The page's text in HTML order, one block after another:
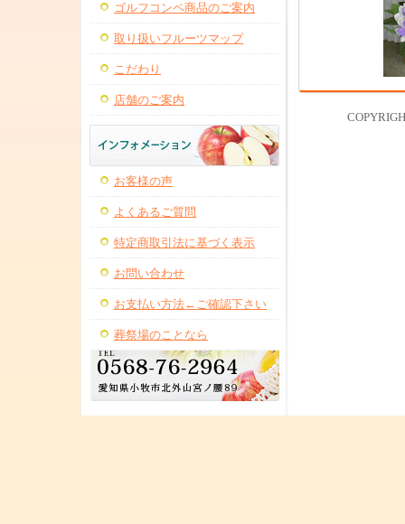
ゴルフコンペ商品のご案内
取り扱いフルーツマップ
こだわり
店舗のご案内
お客様の声
よくあるご質問
特定商取引法に基づく表示
お問い合わせ
お支払い方法←ご確認下さい
葬祭場のことなら